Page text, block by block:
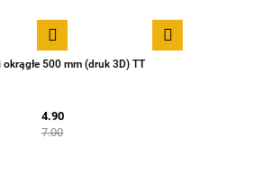
okrągłe 500 mm (druk 3D) TT
4.90
7.00